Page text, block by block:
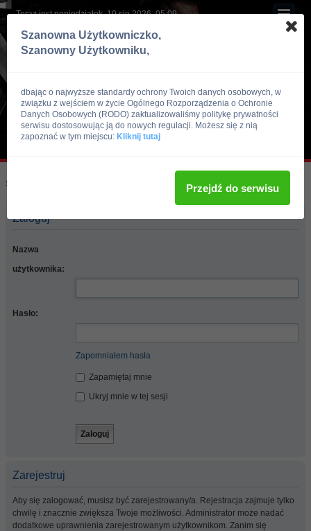
Teraz jest poniedziałek, 10 sie 2026, 05:09
Skocz do:
Zaloguj
Nazwa
użytkownika:
Hasło:
Zapomniałem hasła
Zapamiętaj mnie
Ukryj mnie w tej sesji
Zarejestruj
Aby się zalogować, musisz być zarejestrowany/a. Rejestracja zajmuje tylko
chwilę i znacznie zwiększa Twoje możliwości. Administrator może nadać
dodatkowe uprawnienia zarejestrowanym użytkownikom. Zanim się
Szanowna Użytkowniczko,
Szanowny Użytkowniku,
dbając o najwyższe standardy ochrony Twoich danych osobowych, w
związku z wejściem w życie Ogólnego Rozporządzenia o Ochronie
Danych Osobowych (RODO) zaktualizowaliśmy politykę prywatności
serwisu dostosowując ją do nowych regulacji. Możesz się z nią
zapoznać w tym miejscu: Kliknij tutaj
Przejdź do serwisu